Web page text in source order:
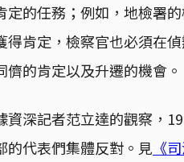
定的任務；例如，地檢署
得肯定，檢察官也必須在
儕的肯定以及升遷的機會。
資深記者范立達的觀察，
的代表們集體反對。見 《